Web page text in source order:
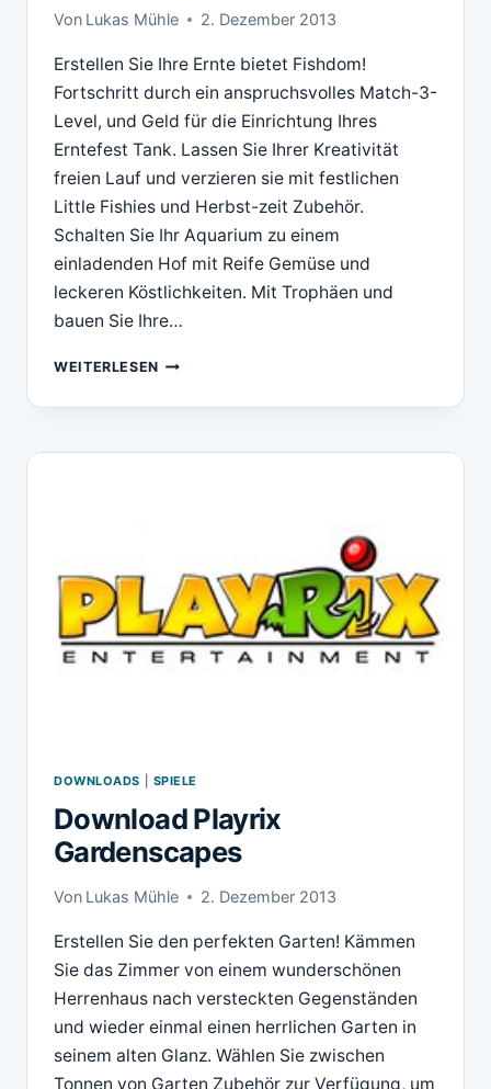
Von Lukas Mühle 2. Dezember 2013
Erstellen Sie Ihre Ernte bietet Fishdom!
Fortschritt durch ein anspruchsvolles Match-3-
Level, und Geld für die Einrichtung Ihres
Erntefest Tank. Lassen Sie Ihrer Kreativität
freien Lauf und verzieren sie mit festlichen
Little Fishies und Herbst-zeit Zubehör.
Schalten Sie Ihr Aquarium zu einem
einladenden Hof mit Reife Gemüse und
leckeren Köstlichkeiten. Mit Trophäen und
bauen Sie Ihre…
WEITERLESENDOWNLOAD
FISHDOM
SPLASH
DOWNLOADS SPIELE
Download Playrix
Gardenscapes
Von Lukas Mühle 2. Dezember 2013
Erstellen Sie den perfekten Garten! Kämmen
Sie das Zimmer von einem wunderschönen
Herrenhaus nach versteckten Gegenständen
und wieder einmal einen herrlichen Garten in
seinem alten Glanz. Wählen Sie zwischen
Tonnen von Garten Zubehör zur Verfügung, um